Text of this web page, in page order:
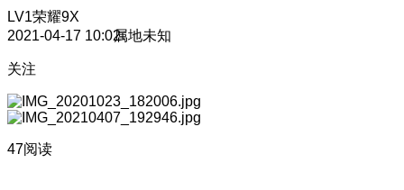
LV1荣耀9X
2021-04-17 10:02属地未知
关注
47阅读